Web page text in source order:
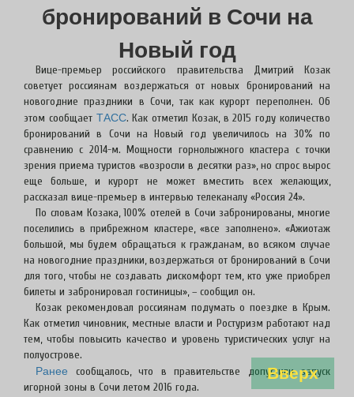
Вверх
бронирований в Сочи на
Новый год
Вице-премьер российского правительства Дмитрий Козак
советует россиянам воздержаться от новых бронирований на
новогодние праздники в Сочи, так как курорт переполнен. Об
этом сообщает ТАСС. Как отметил Козак, в 2015 году количество
бронирований в Сочи на Новый год увеличилось на 30% по
сравнению с 2014-м. Мощности горнолыжного кластера с точки
зрения приема туристов «возросли в десятки раз», но спрос вырос
еще больше, и курорт не может вместить всех желающих,
рассказал вице-премьер в интервью телеканалу «Россия 24».
По словам Козака, 100% отелей в Сочи забронированы, многие
поселились в прибрежном кластере, «все заполнено». «Ажиотаж
большой, мы будем обращаться к гражданам, во всяком случае
на новогодние праздники, воздержаться от бронирований в Сочи
для того, чтобы не создавать дискомфорт тем, кто уже приобрел
билеты и забронировал гостиницы», – сообщил он.
Козак рекомендовал россиянам подумать о поездке в Крым.
Как отметил чиновник, местные власти и Ростуризм работают над
тем, чтобы повысить качество и уровень туристических услуг на
полуострове.
Ранее сообщалось, что в правительстве допустили запуск
игорной зоны в Сочи летом 2016 года.